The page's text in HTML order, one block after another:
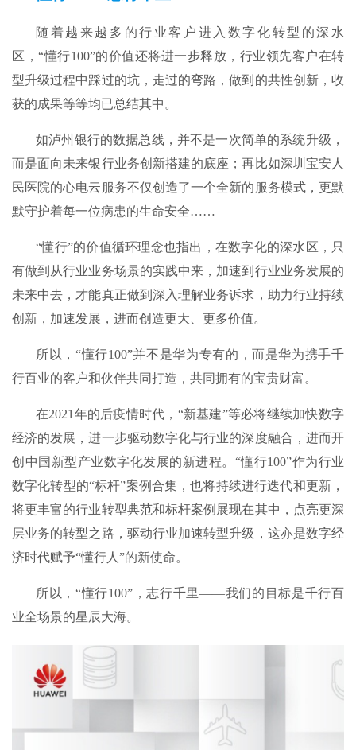
随着越来越多的行业客户进入数字化转型的深水
区，“懂行100”的价值还将进一步释放，行业领先客户在转
型升级过程中踩过的坑，走过的弯路，做到的共性创新，收
获的成果等等均已总结其中。
如泸州银行的数据总线，并不是一次简单的系统升级，
而是面向未来银行业务创新搭建的底座；再比如深圳宝安人
民医院的心电云服务不仅创造了一个全新的服务模式，更默
默守护着每一位病患的生命安全……
“懂行”的价值循环理念也指出，在数字化的深水区，只
有做到从行业业务场景的实践中来，加速到行业业务发展的
未来中去，才能真正做到深入理解业务诉求，助力行业持续
创新，加速发展，进而创造更大、更多价值。
所以，“懂行100”并不是华为专有的，而是华为携手千
行百业的客户和伙伴共同打造，共同拥有的宝贵财富。
在2021年的后疫情时代，“新基建”等必将继续加快数字
经济的发展，进一步驱动数字化与行业的深度融合，进而开
创中国新型产业数字化发展的新进程。“懂行100”作为行业
数字化转型的“标杆”案例合集，也将持续进行迭代和更新，
将更丰富的行业转型典范和标杆案例展现在其中，点亮更深
层业务的转型之路，驱动行业加速转型升级，这亦是数字经
济时代赋予“懂行人”的新使命。
所以，“懂行100”，志行千里——我们的目标是千行百
业全场景的星辰大海。